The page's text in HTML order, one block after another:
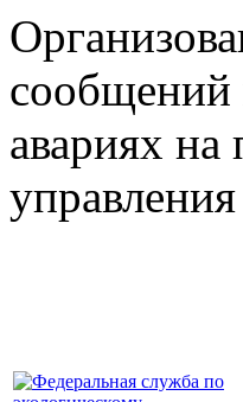
авариях на